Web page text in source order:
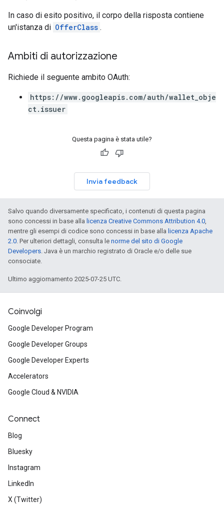
In caso di esito positivo, il corpo della risposta contiene
un'istanza di OfferClass .
Ambiti di autorizzazione
Richiede il seguente ambito OAuth:
https://www.googleapis.com/auth/wallet_obje
ct.issuer
Questa pagina è stata utile?
Invia feedback
Salvo quando diversamente specificato, i contenuti di questa pagina
sono concessi in base alla licenza Creative Commons Attribution 4.0,
mentre gli esempi di codice sono concessi in base alla licenza Apache
2.0. Per ulteriori dettagli, consulta le norme del sito di Google
Developers. Java è un marchio registrato di Oracle e/o delle sue
consociate.
Ultimo aggiornamento 2025-07-25 UTC.
Coinvolgi
Google Developer Program
Google Developer Groups
Google Developer Experts
Accelerators
Google Cloud & NVIDIA
Connect
Blog
Bluesky
Instagram
LinkedIn
X (Twitter)